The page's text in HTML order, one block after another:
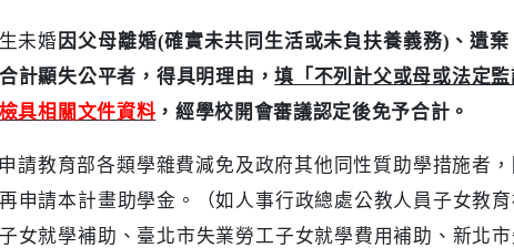
未婚 因父母離婚(確實未共同生活或未負扶養義務) 、遺
計顯失公平者，得具明理由，填「不列計父或母或法定
檢具相關文件資料 ，經學校開會審議認定後免予合計。
請教育部各類學雜費減免及政府其他同性質助學措施者
申請本計畫助學金。（如人事行政總處公教人員子女教
女就學補助、臺北市失業勞工子女就學費用補助、新北